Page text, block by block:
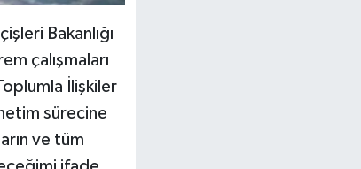
Bakanlığı
çalışmaları
İlişkiler
sürecine
ve tüm